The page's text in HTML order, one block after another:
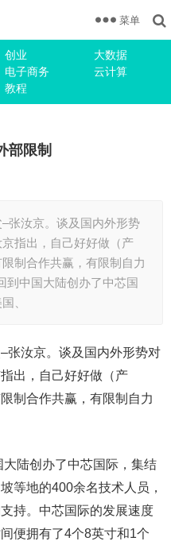
创业
大数据
电子商务
云计算
教程
菜单
部限制
张汝京。谈及国内外形势
指出，自己好好做（产
制合作共赢，有限制自力
到中国大陆创办了中芯国
、
张汝京。谈及国内外形势对
出，自己好好做（产
制合作共赢，有限制自力
陆创办了中芯国际，集结
等地的400余名技术人员，
持。中芯国际的发展速度
便拥有了4个8英寸和1个